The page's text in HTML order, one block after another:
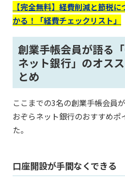
【完全無料】経費削減と節税
かる！「経費チェックリスト」
創業手帳会員が語る
ネット銀行」のオス
とめ
ここまでの3名の創業手帳会員
おぞらネット銀行のおすすめポ
た。
口座開設が手間なくできる